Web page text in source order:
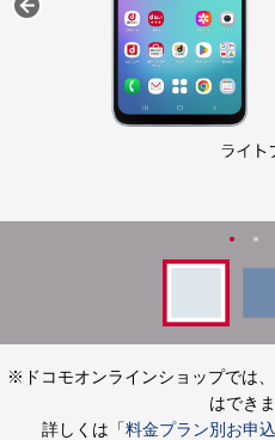
※ドコモオンラインショップでは
はでき
詳しくは「料金プラン別お申